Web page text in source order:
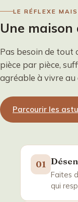
LE RÉFLEXE
Une maison
Pas besoin de tout
pièce par pièce,
agréable à vivre au
Parcourir les
01
Faites
qui